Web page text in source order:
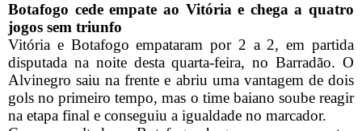
Botafogo cede empate ao Vitória e chega a quatro
jogos sem triunfo
Vitória e Botafogo empataram por 2 a 2, em partida
disputada na noite desta quarta-feira, no Barradão. O
Alvinegro saiu na frente e abriu uma vantagem de dois
gols no primeiro tempo, mas o time baiano soube reagir
na etapa final e conseguiu a igualdade no marcador.